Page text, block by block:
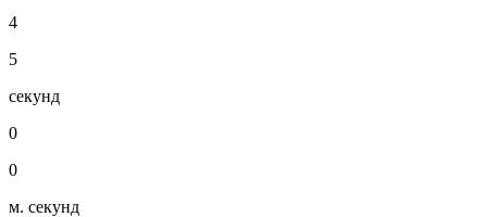
4
5
секунд
0
0
м. секунд